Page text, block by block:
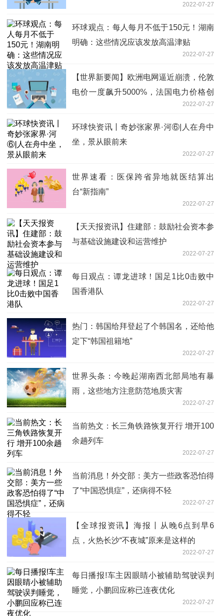
2022-07-27
环球观点：每人每月不低于150元！湖南
明确：这些情况应该发放高温津贴
2022-07-27
【世界新要闻】欧洲电网逼近崩溃，伦敦
电价一度飙升5000%，法国电力价格创
2022-07-27
环球快资讯丨奇妙张家界·河⑥|人在舟中
坐，景从眼前来
2022-07-27
世界速看：医保跨省异地就医结算出
台“新指南”
2022-07-27
【天天报资讯】住建部：鼓励社会资本参
与基础设施建设和运营维护
2022-07-27
每日观点：谭龙进球！国足1比0击败中
国香港队
2022-07-27
热门：韩国给拜登起了个韩国名，还给他
定下“韩国祖籍地”
2022-07-27
世界头条：今晚起湖南西北部局地有暴
雨，这些地方注意防范地质灾害
2022-07-27
当前热文：长三角铁路恢复开行 增开100
余趟列车
2022-07-27
当前消息！外交部：美方一些政客恐怕得
了“中国恐惧症”，还病得不轻
2022-07-27
【全球报资讯】海报丨从晚6点到早6
点，火热长沙“不夜城”原来是这样的
2022-07-27
每日播报!车主因眼睛小被辅助驾驶误判
睡觉，小鹏回应称已连夜优化
2022-07-27